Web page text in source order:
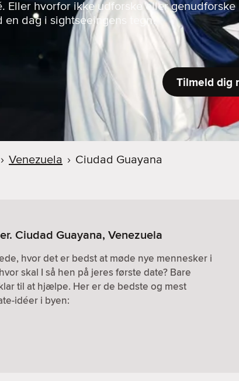
Eller hvorfor ikke udforske eller
en dag i sightseeingens tegn?
Tilmeld dig
› Venezuela › Ciudad Guayana
Ciudad Guayana, Venezuela
hvor det er bedst at møde nye mennesker i
skal I så hen på jeres første date? Bare
til at hjælpe. Her er de bedste og mest
idéer i byen: